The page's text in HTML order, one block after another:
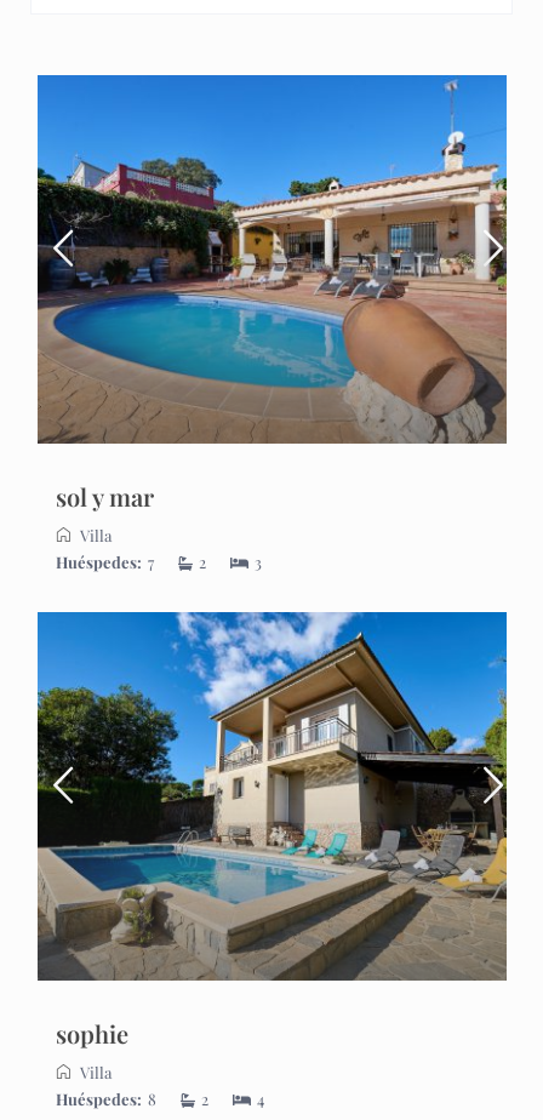
sol y mar
Villa
Huéspedes: 7 2 3
sophie
Villa
Huéspedes: 8 2 4